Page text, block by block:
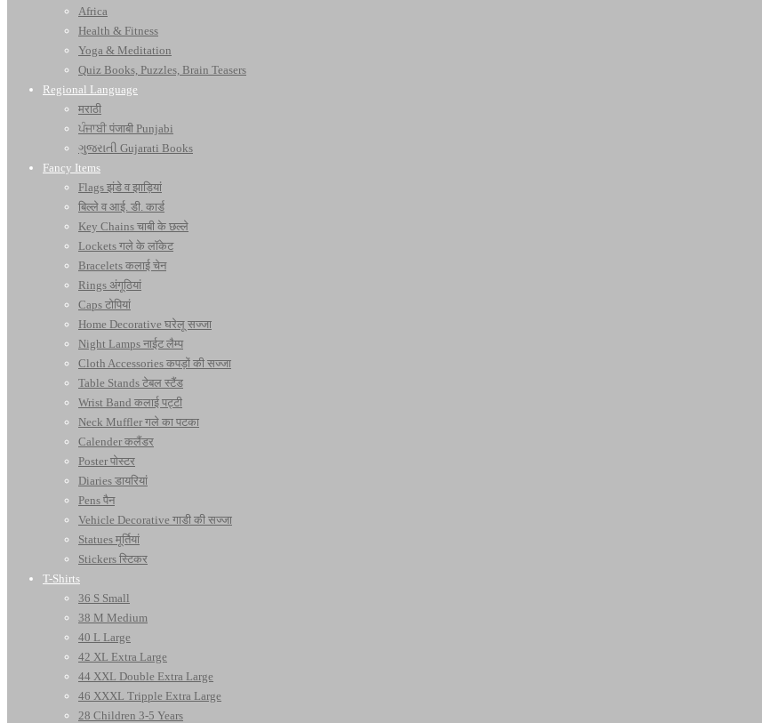
Africa
Health & Fitness
Yoga & Meditation
Quiz Books, Puzzles, Brain Teasers
Regional Language
मराठी
ਪੰਜਾਬੀ पंजाबी Punjabi
ગુજરાતી Gujarati Books
Fancy Items
Flags झंडे व झाड़ियां
बिल्ले व आई. डी. कार्ड
Key Chains चाबी के छल्ले
Lockets गले के लॉकेट
Bracelets कलाई चेन
Rings अंगूठियां
Caps टोपियां
Home Decorative घरेलू सज्जा
Night Lamps नाईट लैम्प
Cloth Accessories कपड़ों की सज्जा
Table Stands टेबल स्टैंड
Wrist Band कलाई पट्टी
Neck Muffler गले का पटका
Calender कलैंडर
Poster पोस्टर
Diaries डायरियां
Pens पैन
Vehicle Decorative गाडी की सज्जा
Statues मूर्तियां
Stickers स्टिकर
T-Shirts
36 S Small
38 M Medium
40 L Large
42 XL Extra Large
44 XXL Double Extra Large
46 XXXL Tripple Extra Large
28 Children 3-5 Years